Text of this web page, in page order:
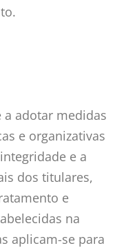
adotar medidas
e organizativas
e a
dos titulares,
e
na
aplicam-se para